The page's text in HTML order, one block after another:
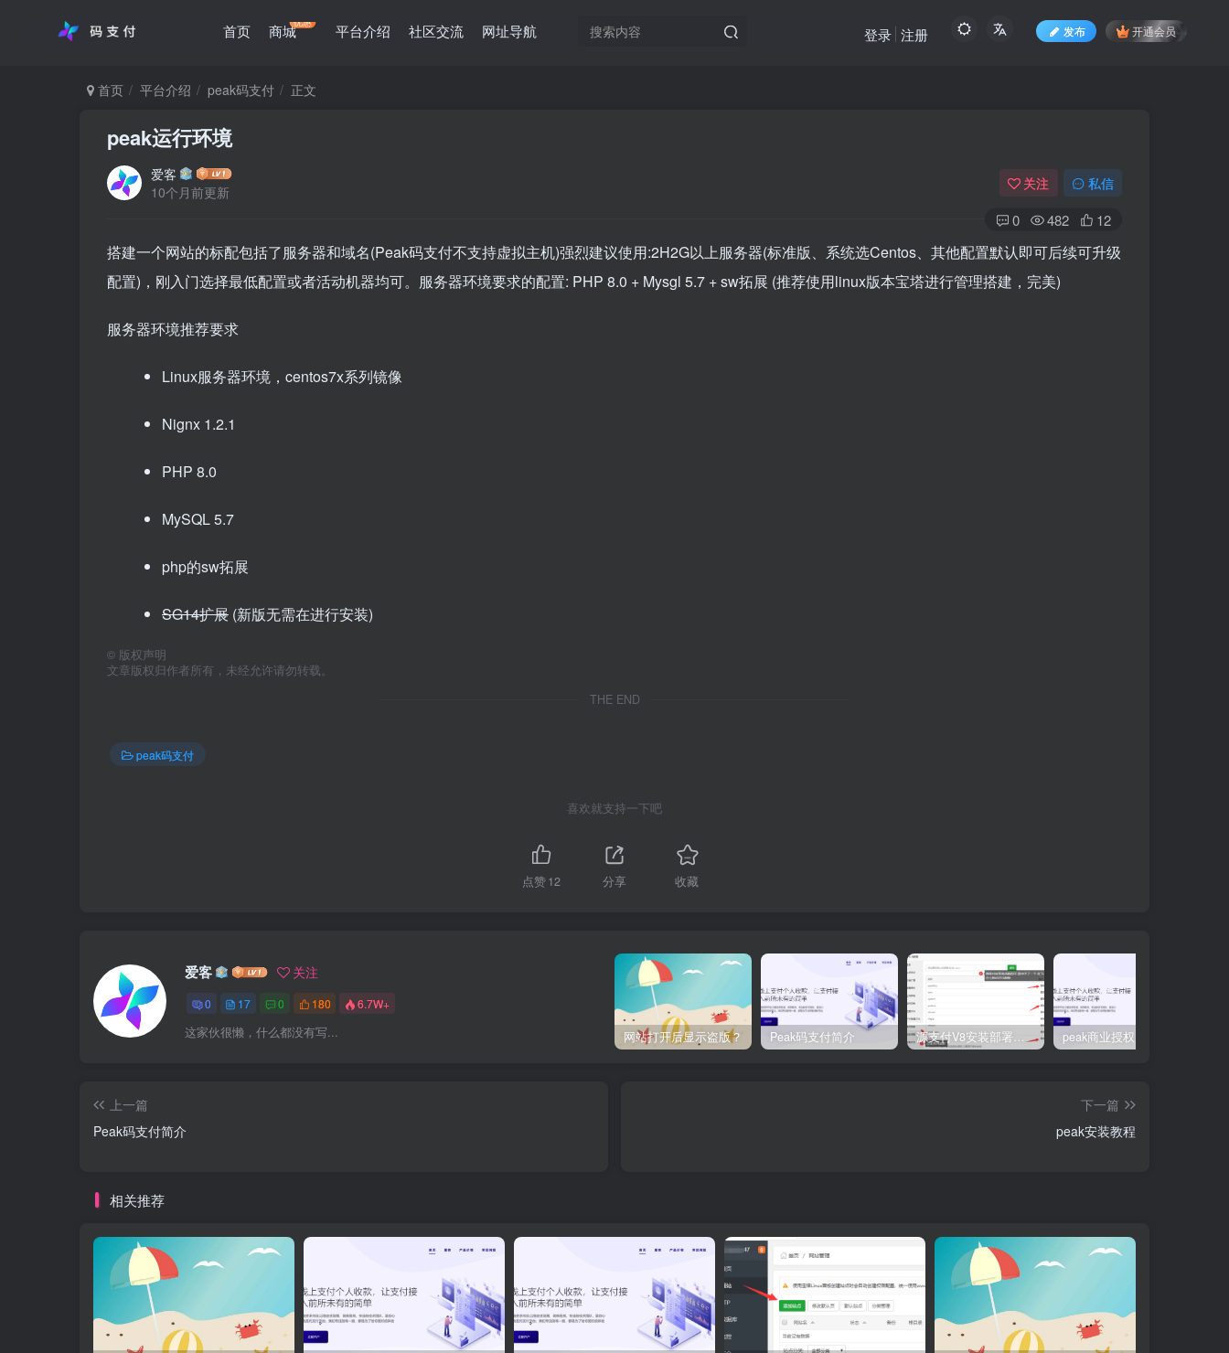
首页 商城优惠 平台介绍 社区交流 网址导航 发布 开通会员
登录 注册
首页 平台介绍 peak码支付 正文
peak运行环境
爱客
10个月前更新
关注 私信
0 482 12
搭建一个网站的标配包括了服务器和域名(Peak码支付不支持虚拟主机)强烈建议使用:2H2G以上服务器(标准版、系统选Centos、其他配置默认即可后续可升级
配置)，刚入门选择最低配置或者活动机器均可。服务器环境要求的配置: PHP 8.0 + Mysgl 5.7 + sw拓展 (推荐使用linux版本宝塔进行管理搭建，完美)
服务器环境推荐要求
Linux服务器环境，centos7x系列镜像
Nignx 1.2.1
PHP 8.0
MySQL 5.7
php的sw拓展
SG14扩展 (新版无需在进行安装)
© 版权声明
文章版权归作者所有，未经允许请勿转载。
THE END
peak码支付
喜欢就支持一下吧
点赞12 分享 收藏
爱客 关注
0 17 0 180 6.7W+
这家伙很懒，什么都没有写... 网站打开后显示盗版？ Peak码支付简介 peak商业授权
上一篇
Peak码支付简介
下一篇
peak安装教程
相关推荐